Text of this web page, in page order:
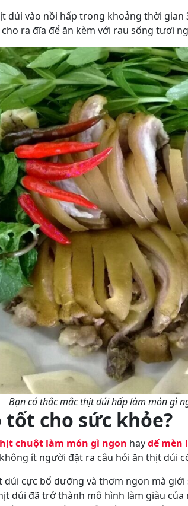
dúi vào nồi hấp trong khoảng thời gian
ra đĩa để ăn kèm với rau sống tươi
Bạn có thắc mắc thịt dúi hấp làm món gì
cho sức khỏe?
chuột làm món gì ngon haydế mèn
ít người đặt ra câu hỏi ăn thịt dúi
dúi cực bổ dưỡng và thơm ngon mà
dúi đã trở thành mô hình làm giàu